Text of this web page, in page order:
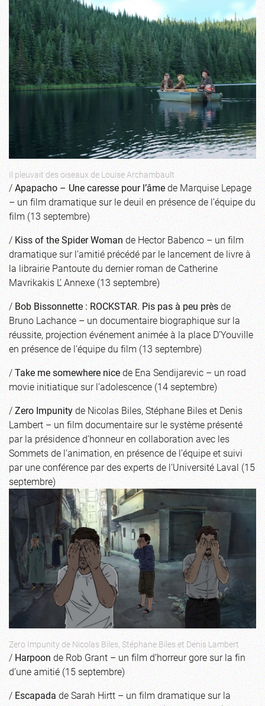
Il pleuvait des oiseaux de Louise Archambault
/Apapacho – Une caresse pour l’âmede Marquise Lepage
– un film dramatique sur le deuil en présence de l’équipe du
film (13 septembre)
/Kiss of the Spider Womande Hector Babenco – un film
dramatique sur l’amitié précédé par le lancement de livre à
la librairie Pantoute du dernier roman de Catherine
Mavrikakis L’ Annexe (13 septembre)
/Bob Bissonnette : ROCKSTAR. Pis pas à peu prèsde
Bruno Lachance – un documentaire biographique sur la
réussite, projection événement animée à la place D’Youville
en présence de l’équipe du film (13 septembre)
/Take me somewhere nicede Ena Sendijarevic – un road
movie initiatique sur l’adolescence (14 septembre)
/Zero Impunityde Nicolas Biles, Stéphane Biles et Denis
Lambert – un film documentaire sur le système présenté
par la présidence d’honneur en collaboration avec les
Sommets de l’animation, en présence de l’équipe et suivi
par une conférence par des experts de l’Université Laval (15
septembre)
Zero Impunity de Nicolas Biles, Stéphane Biles et Denis Lambert
/Harpoonde Rob Grant – un film d’horreur gore sur la fin
d’une amitié (15 septembre)
/Escapadade Sarah Hirtt – un film dramatique sur la